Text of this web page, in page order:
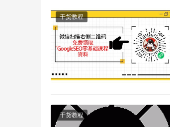
页面加载速度也是提升用户体验
他网站。Google的
一步加强。因此，站长和SEO优
CDN等，确保网站加载速度尽可
干货教程
干货教程